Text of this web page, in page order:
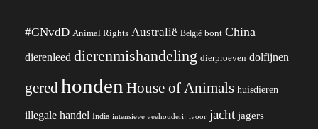
#GNvdD Animal Rights Australië België bont China
dierenleed dierenmishandeling dierproeven dolfijnen
geredhonden House of Animals huisdieren
illegale handel India intensieve veehouderij ivoor jacht jagers